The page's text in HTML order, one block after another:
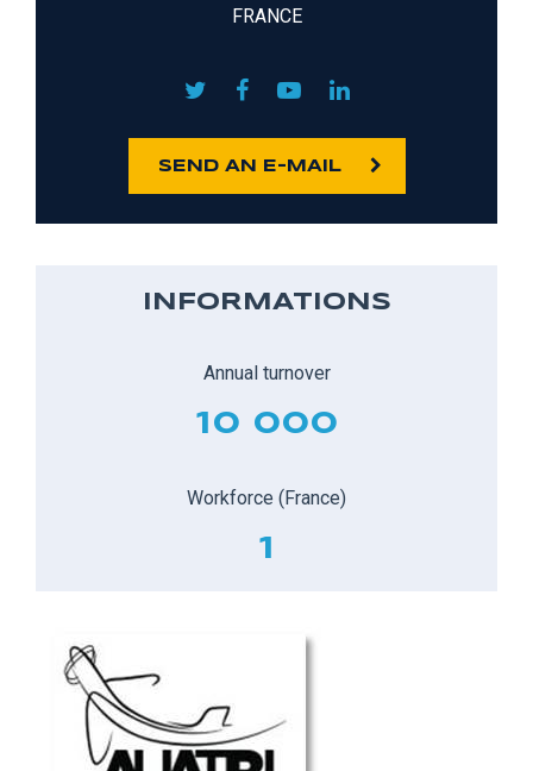
FRANCE
SEND AN E-MAIL
INFORMATIONS
Annual turnover
10 000
Workforce (France)
1